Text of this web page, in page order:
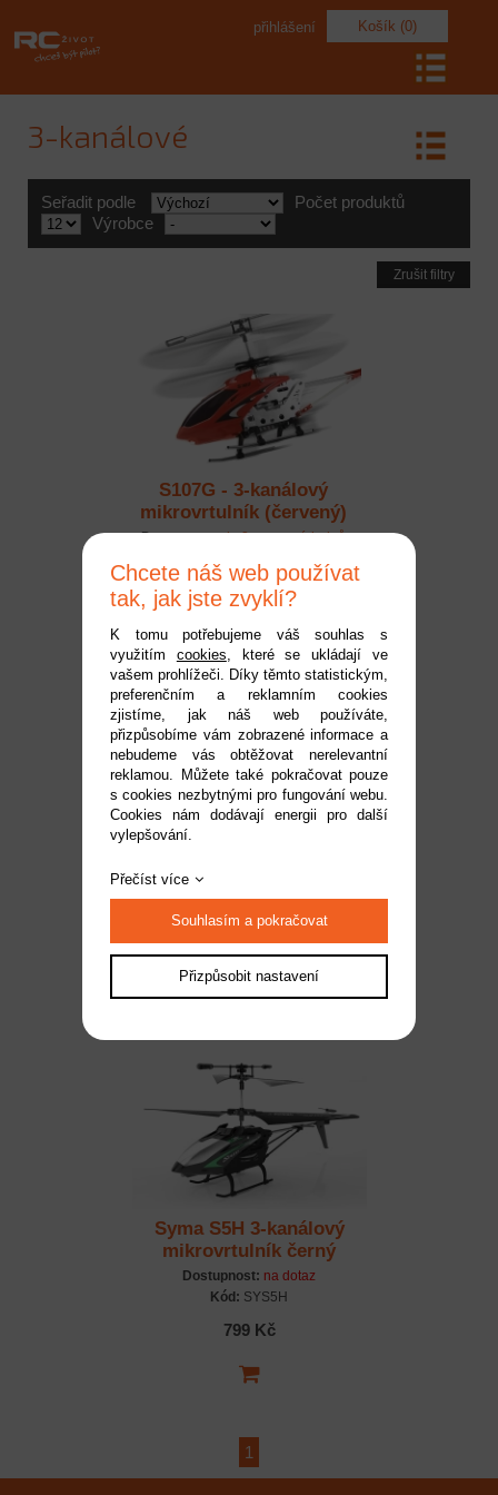
Košík (0)
přihlášení
3-kanálové
Seřadit podle
Počet produktů
Výrobce
Zrušit filtry
S107G - 3-kanálový
mikrovrtulník (červený)
Dostupnost: do 2 pracovních dnů
899 Kč
Kód:SYS39H
1 190 Kč
Syma S5H 3-kanálový
mikrovrtulník černý
Dostupnost: na dotaz
Kód: SYS5H
799 Kč
1
Chcete náš web používat
tak, jak jste zvyklí?
K tomu potřebujeme váš souhlas s
využitím cookies, které se ukládají ve
vašem prohlížeči. Díky těmto statistickým,
preferenčním a reklamním cookies
zjistíme, jak náš web používáte,
přizpůsobíme vám zobrazené informace a
nebudeme vás obtěžovat nerelevantní
reklamou. Můžete také pokračovat pouze
s cookies nezbytnými pro fungování webu.
Cookies nám dodávají energii pro další
vylepšování.
Přečíst více
Souhlasím a pokračovat
Přizpůsobit nastavení